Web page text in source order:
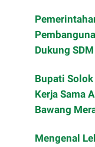
Dukung
Bupati
Kerja Sama
Bawang
Mengenal